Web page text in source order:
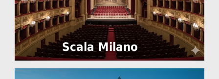
Scala Milano